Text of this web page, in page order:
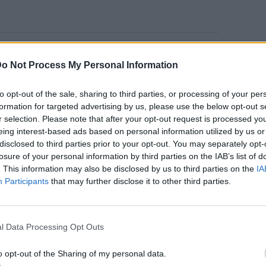
Not Process My Personal Information
opt-out of the sale, sharing to third parties, or processing of your
for targeted advertising by us, please use the below opt-out
selection. Please note that after your opt-out request is processed
interest-based ads based on personal information utilized by us
to third parties prior to your opt-out. You may separately
of your personal information by third parties on the IAB’s list of
This information may also be disclosed by us to third parties on the
Participants that may further disclose it to other third parties.
Data Processing Opt Outs
opt-out of the Sharing of my personal data.
ρόλο, η 55χρονη ηθοποιός
της British Vogue, εντυπωσιάζοντας με
Το νέο της κούρεμα, εμπνευσμένο από τη
Μπόουι, χαρίζει δυναμισμό στο look της,
του προσώπου της.